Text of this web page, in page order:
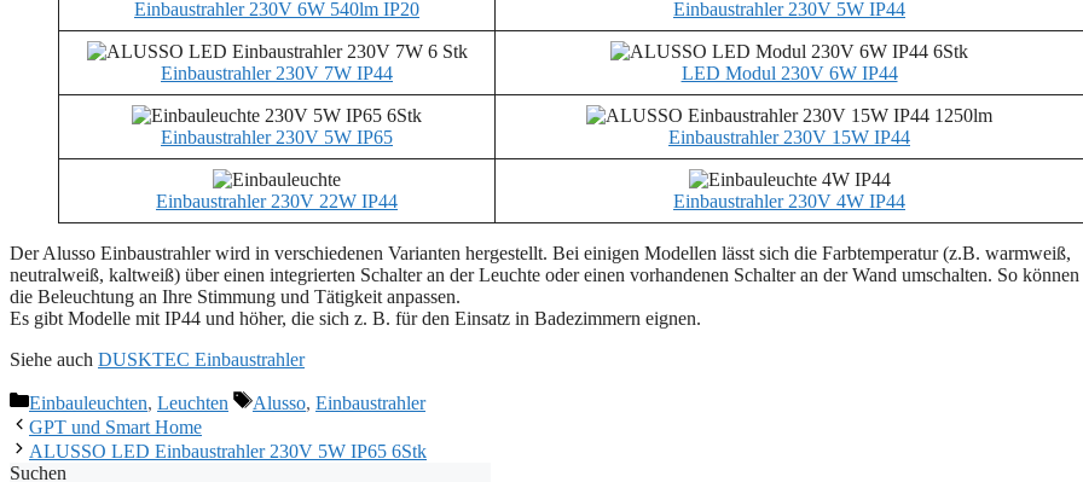
Einbaustrahler 230V 6W 540lm IP20 Einbaustrahler 230V 5W IP44
Einbaustrahler 230V 7W IP44 LED Modul 230V 6W IP44
Einbaustrahler 230V 5W IP65 Einbaustrahler 230V 15W IP44
Einbaustrahler 230V 22W IP44 Einbaustrahler 230V 4W IP44
Der Alusso Einbaustrahler wird in verschiedenen Varianten hergestellt. Bei einigen Modellen lässt sich die Farbtemperatur (z.B. warmweiß,
neutralweiß, kaltweiß) über einen integrierten Schalter an der Leuchte oder einen vorhandenen Schalter an der Wand umschalten. So können
die Beleuchtung an Ihre Stimmung und Tätigkeit anpassen.
Es gibt Modelle mit IP44 und höher, die sich z. B. für den Einsatz in Badezimmern eignen.
Siehe auch DUSKTEC Einbaustrahler
Kategorien
Einbauleuchten, Leuchten Schlagwörter
Alusso, Einbaustrahler
GPT und Smart Home
ALUSSO LED Einbaustrahler 230V 5W IP65 6Stk
Suchen